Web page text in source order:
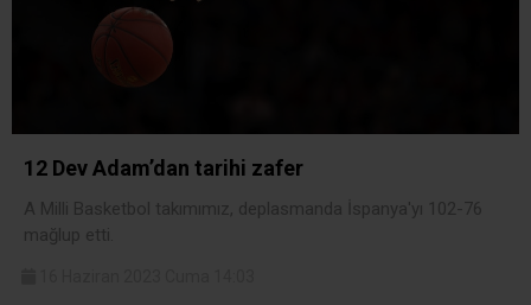
12 Dev Adam’dan tarihi zafer
A Milli Basketbol takımımız, deplasmanda İspanya'yı 102-76
mağlup etti.